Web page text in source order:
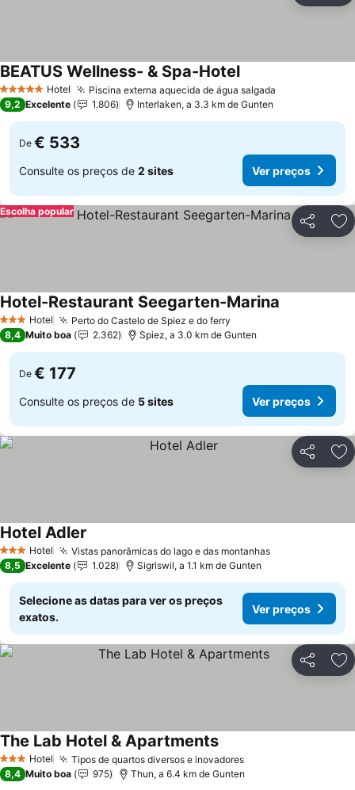
5 Estrelas Hotel Piscina externa aquecida de água salgada
BEATUS Wellness- & Spa-Hotel
9,2 Excelente 1.806 Interlaken, a 3.3 km de Gunten
De € 533
Consulte os preços de 2 sites Ver preços
Partilhar
Escolha popular
3 EstrelasHotel Perto do Castelo de Spiez e do ferry
Hotel-Restaurant Seegarten-Marina
8,4 Muito boa 2.362 Spiez, a 3.0 km de Gunten
De € 177
Consulte os preços de 5 sites Ver preços
Partilhar
3 EstrelasHotel Vistas panorâmicas do lago e das montanhas
Hotel Adler
8,5 Excelente 1.028 Sigriswil, a 1.1 km de Gunten
Selecione as datas para ver os preços
exatos.
Ver preços
Partilhar
3 EstrelasHotel Tipos de quartos diversos e inovadores
The Lab Hotel & Apartments
8,4 Muito boa 975 Thun, a 6.4 km de Gunten